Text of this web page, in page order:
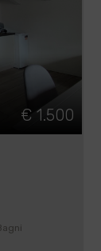
€ 1.500